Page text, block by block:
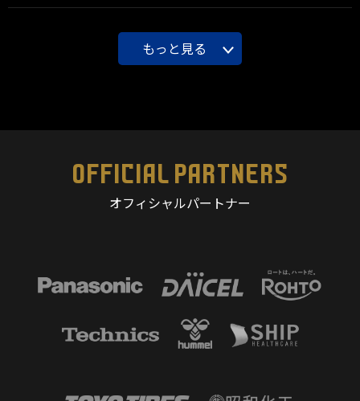
もっと見る
OFFICIAL PARTNERS
オフィシャルパートナー